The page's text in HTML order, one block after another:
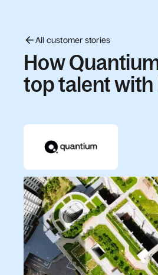
All customer stories
How
top talent with